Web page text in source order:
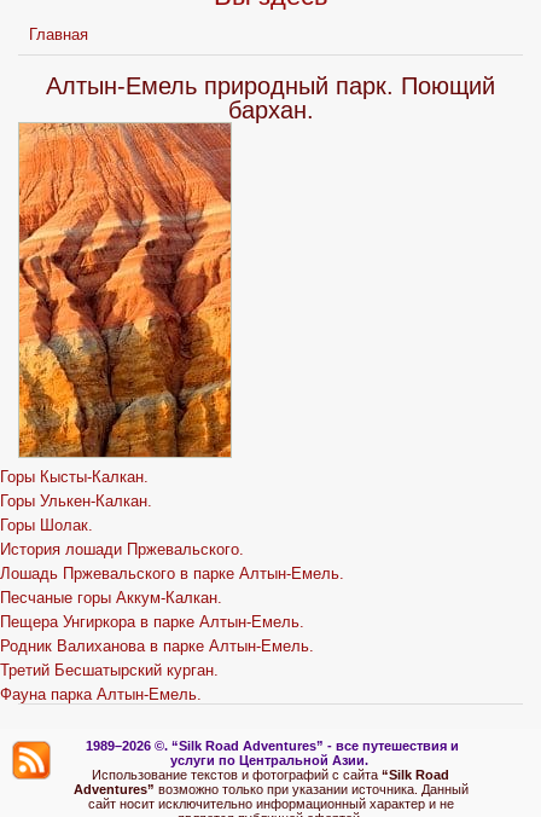
Главная
Алтын-Емель природный парк. Поющий
бархан.
Горы Кысты-Калкан.
Горы Улькен-Калкан.
Горы Шолак.
История лошади Пржевальского.
Лошадь Пржевальского в парке Алтын-Емель.
Песчаные горы Аккум-Калкан.
Пещера Унгиркора в парке Алтын-Емель.
Родник Валиханова в парке Алтын-Емель.
Третий Бесшатырский курган.
Фауна парка Алтын-Емель.
1989–2026 ©. “Silk Road Adventures” - все путешествия и
услуги по Центральной Азии.
Использование текстов и фотографий с сайта “Silk Road
Adventures” возможно только при указании источника. Данный
сайт носит исключительно информационный характер и не